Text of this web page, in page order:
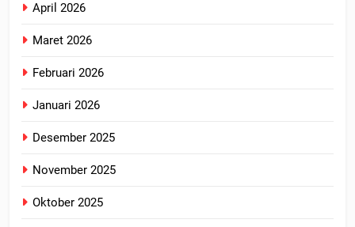
April 2026
Maret 2026
Februari 2026
Januari 2026
Desember 2025
November 2025
Oktober 2025